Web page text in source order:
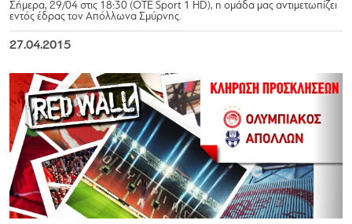
Σήμερα, 29/04 στις 18:30 (ΟΤΕ Sport 1 HD), η ομάδα μας αντιμετωπίζει
εντός έδρας τον Απόλλωνα Σμύρνης.
27.04.2015